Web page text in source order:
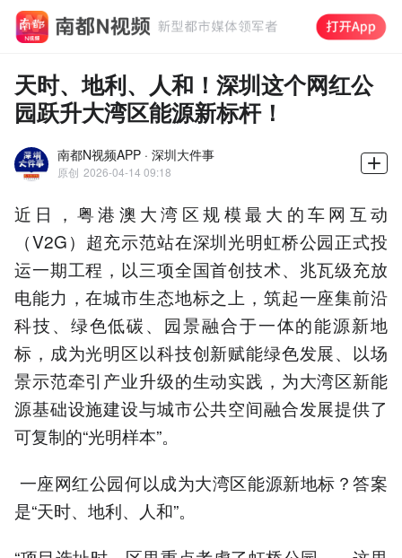
天时、地利、人和！深圳这个网红公
园跃升大湾区能源新标杆！
南都N视频APP · 深圳大件事
原创 2026-04-14 09:18
近日，粤港澳大湾区规模最大的车网互动
（V2G）超充示范站在深圳光明虹桥公园正式投
运一期工程，以三项全国首创技术、兆瓦级充放
电能力，在城市生态地标之上，筑起一座集前沿
科技、绿色低碳、园景融合于一体的能源新地
标，成为光明区以科技创新赋能绿色发展、以场
景示范牵引产业升级的生动实践，为大湾区新能
源基础设施建设与城市公共空间融合发展提供了
可复制的“光明样本”。
一座网红公园何以成为大湾区能源新地标？答案
是“天时、地利、人和”。